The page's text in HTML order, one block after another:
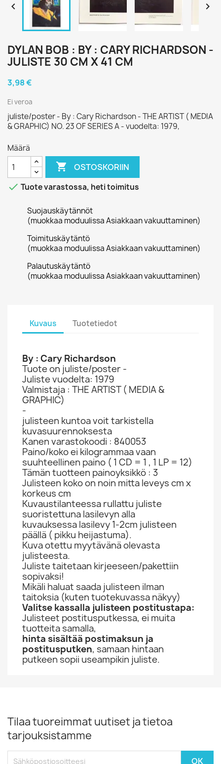
 
DYLAN BOB : BY : CARY RICHARDSON -
JULISTE 30 CM X 41 CM
3,98 €
Ei veroa
juliste/poster - By : Cary Richardson - THE ARTIST ( MEDIA
& GRAPHIC) NO. 23 OF SERIES A - vuodelta: 1979,
Määrä
 OSTOSKORIIN
 Tuote varastossa, heti toimitus
Suojauskäytännöt
(muokkaa moduulissa Asiakkaan vakuuttaminen)
Toimituskäytäntö
(muokkaa moduulissa Asiakkaan vakuuttaminen)
Palautuskäytäntö
(muokkaa moduulissa Asiakkaan vakuuttaminen)
Kuvaus Tuotetiedot
By : Cary Richardson
Tuote on juliste/poster -
Juliste vuodelta: 1979
Valmistaja : THE ARTIST ( MEDIA &
GRAPHIC)
-
julisteen kuntoa voit tarkistella
kuvasuurennoksesta
Kanen varastokoodi : 840053
Paino/koko ei kilogrammaa vaan
suuhteellinen paino ( 1 CD = 1 , 1 LP = 12)
Tämän tuotteen painoyksikkö : 3
Julisteen koko on noin mitta leveys cm x
korkeus cm
Kuvaustilanteessa rullattu juliste
suoristettuna lasilevyn alla
kuvauksessa lasilevy 1-2cm julisteen
päällä ( pikku heijastuma).
Kuva otettu myytävänä olevasta
julisteesta.
Juliste taitetaan kirjeeseen/pakettiin
sopivaksi!
Mikäli haluat saada julisteen ilman
taitoksia (kuten tuotekuvassa näkyy)
Valitse kassalla julisteen postitustapa:
Julisteet postitusputkessa, ei muita
tuotteita samalla,
hinta sisältää postimaksun ja
postitusputken, samaan hintaan
putkeen sopii useampikin juliste.
Tilaa tuoreimmat uutiset ja tietoa
tarjouksistamme